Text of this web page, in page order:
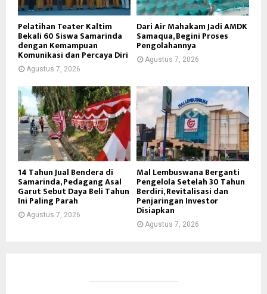
Pelatihan Teater Kaltim
Bekali 60 Siswa Samarinda
dengan Kemampuan
Komunikasi dan Percaya Diri
Agustus 7, 2026
Dari Air Mahakam Jadi AMDK
Samaqua, Begini Proses
Pengolahannya
Agustus 7, 2026
14 Tahun Jual Bendera di
Samarinda, Pedagang Asal
Garut Sebut Daya Beli Tahun
Ini Paling Parah
Agustus 7, 2026
Mal Lembuswana Berganti
Pengelola Setelah 30 Tahun
Berdiri, Revitalisasi dan
Penjaringan Investor
Disiapkan
Agustus 7, 2026